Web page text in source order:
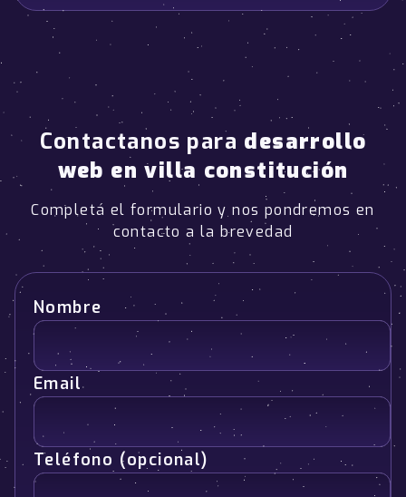
Contactanos para desarrollo
web en villa constitución
Completá el formulario y nos pondremos en
contacto a la brevedad
Nombre
Email
Teléfono (opcional)